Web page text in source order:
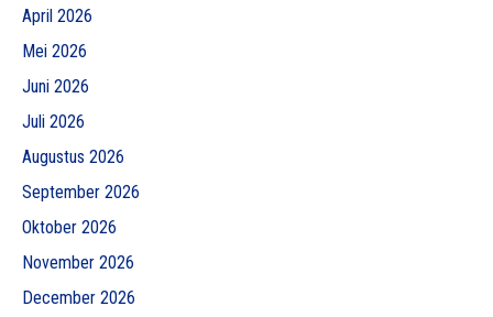
April 2026
Mei 2026
Juni 2026
Juli 2026
Augustus 2026
September 2026
Oktober 2026
November 2026
December 2026